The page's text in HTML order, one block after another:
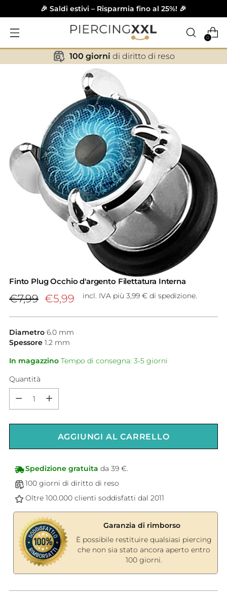
🎉 Saldi estivi – Risparmia fino al 25%! 🎉
0
✕
100 giorni di diritto di reso
Finto Plug Occhio d'argento Filettatura Interna
Prezzo
listino
€7,99 €5,99 incl. IVA più 3,99 € di spedizione.
Diametro 6.0 mm
Spessore 1.2 mm
In magazzino Tempo di consegna: 3-5 giorni
Quantità
AGGIUNGI AL CARRELLO
Spedizione gratuita da 39 €.
100 giorni di diritto di reso
Oltre 100.000 clienti soddisfatti dal 2011
Garanzia di rimborso
È possibile restituire qualsiasi piercing
che non sia stato ancora aperto entro
100 giorni.